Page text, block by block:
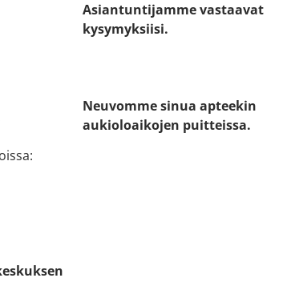
Asiantuntijamme vastaavat
kysymyksiisi.
Neuvomme sinua apteekin
aukioloaikojen puitteissa.